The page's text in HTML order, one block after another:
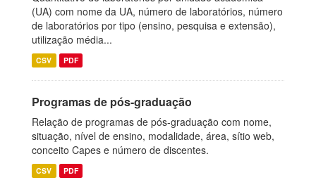
(UA) com nome da UA, número de laboratórios, número
de laboratórios por tipo (ensino, pesquisa e extensão),
utilização média...
CSV PDF
Programas de pós-graduação
Relação de programas de pós-graduação com nome,
situação, nível de ensino, modalidade, área, sítio web,
conceito Capes e número de discentes.
CSV PDF